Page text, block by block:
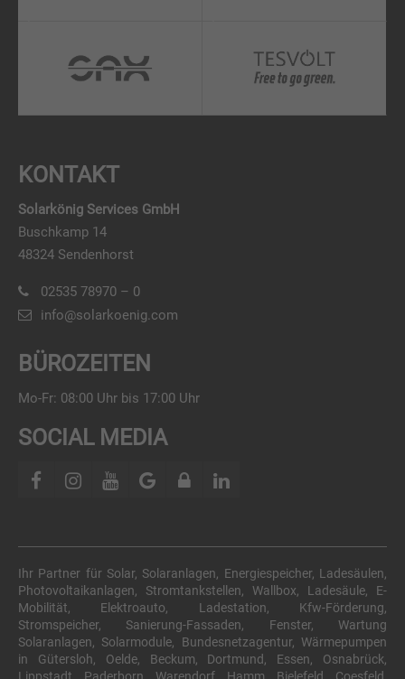
KONTAKT
Solarkönig Services GmbH
Buschkamp 14
48324 Sendenhorst
02535 78970 – 0
info@solarkoenig.com
BÜROZEITEN
Mo-Fr: 08:00 Uhr bis 17:00 Uhr
SOCIAL MEDIA
Ihr Partner für Solar, Solaranlagen, Energiespeicher, Ladesäulen,
Photovoltaikanlagen, Stromtankstellen, Wallbox, Ladesäule, E-
Mobilität, Elektroauto, Ladestation, Kfw-Förderung,
Stromspeicher, Sanierung-Fassaden, Fenster, Wartung
Solaranlagen, Solarmodule, Bundesnetzagentur, Wärmepumpen
in Gütersloh, Oelde, Beckum, Dortmund, Essen, Osnabrück,